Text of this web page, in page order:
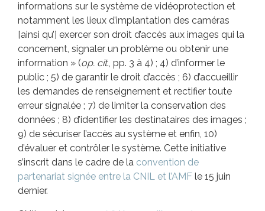
informations sur le système de vidéoprotection et
notamment les lieux d’implantation des caméras
[ainsi qu’] exercer son droit d’accès aux images qui la
concernent, signaler un problème ou obtenir une
information » (op. cit., pp. 3 à 4) ; 4) d’informer le
public ; 5) de garantir le droit d’accès ; 6) d’accueillir
les demandes de renseignement et rectifier toute
erreur signalée ; 7) de limiter la conservation des
données ; 8) d’identifier les destinataires des images ;
9) de sécuriser l’accès au système et enfin, 10)
d’évaluer et contrôler le système. Cette initiative
s’inscrit dans le cadre de la convention de
partenariat signée entre la CNIL et l’AMF le 15 juin
dernier.